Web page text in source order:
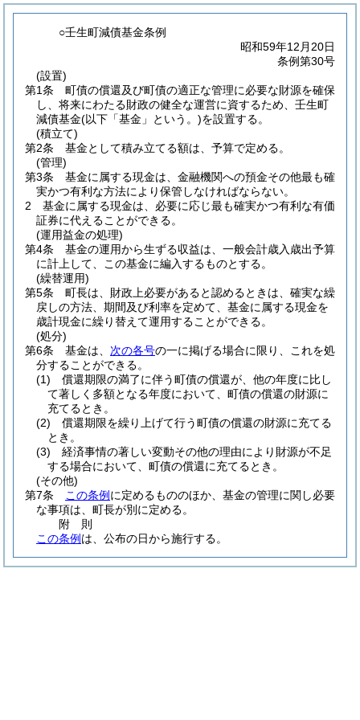
○壬生町減債基金条例
昭和59年12月20日
条例第30号
(設置)
第1条
町債の償還及び町債の適正な管理に必要な財源を確保
し、将来にわたる財政の健全な運営に資するため、壬生町
減債基金(以下「基金」という。)を設置する。
(積立て)
第2条
基金として積み立てる額は、予算で定める。
(管理)
第3条
基金に属する現金は、金融機関への預金その他最も確
実かつ有利な方法により保管しなければならない。
2
基金に属する現金は、必要に応じ最も確実かつ有利な有価
証券に代えることができる。
(運用益金の処理)
第4条
基金の運用から生ずる収益は、一般会計歳入歳出予算
に計上して、この基金に編入するものとする。
(繰替運用)
第5条
町長は、財政上必要があると認めるときは、確実な繰
戻しの方法、期間及び利率を定めて、基金に属する現金を
歳計現金に繰り替えて運用することができる。
(処分)
第6条
基金は、 次の各号の一に掲げる場合に限り、これを処
分することができる。
(1)
償還期限の満了に伴う町債の償還が、他の年度に比し
て著しく多額となる年度において、町債の償還の財源に
充てるとき。
(2)
償還期限を繰り上げて行う町債の償還の財源に充てる
とき。
(3)
経済事情の著しい変動その他の理由により財源が不足
する場合において、町債の償還に充てるとき。
(その他)
第7条
この条例 に定めるもののほか、基金の管理に関し必要
な事項は、町長が別に定める。
附 則
この条例 は、公布の日から施行する。